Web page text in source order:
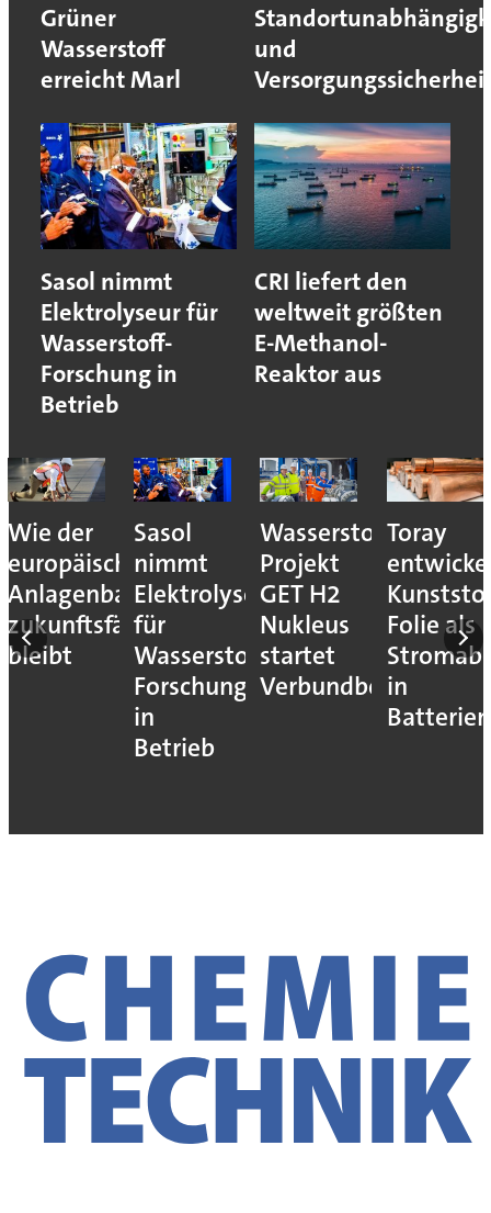
Grüner
Wasserstoff
erreicht Marl
und
Sasol nimmt
Elektrolyseur für
Wasserstoff-
Forschung in
Betrieb
CRI liefert den
weltweit größten
E-Methanol-
Reaktor aus
Sasol
nimmt
Elektrolyseur
für
Wasserstoff-
Wasserstoff-
Projekt
GET H2
Nukleus
startet
Verbundbetrieb
Toray
entwickelt
Kunststoff-
Folie als
Stromabnehmer
in
Chemie-
von Juli
2026